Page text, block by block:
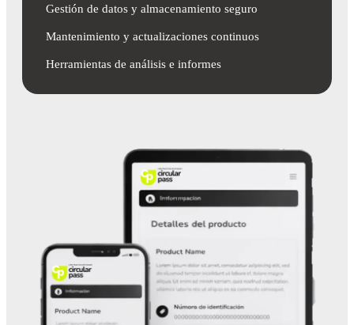
Gestión de datos y almacenamiento seguro
Mantenimiento y actualizaciones continuos
Herramientas de análisis e informes